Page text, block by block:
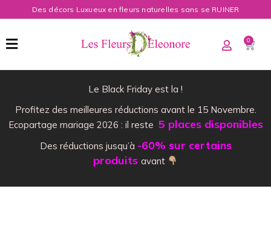
Des décors Luxueux en fleurs naturelles sans se RUINER
0
Le Black Friday est la !
Profitez des meilleures réductions avant le 15 Novembre.
Ecopartage mariage 2026 : il reste 5 places disponibles
Des réductions jusqu’à -60% sur certains
produits avant